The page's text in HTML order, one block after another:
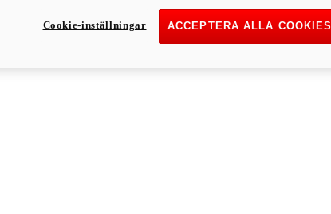
ACCEPTERA ALLA COOKIES
Cookie-inställningar